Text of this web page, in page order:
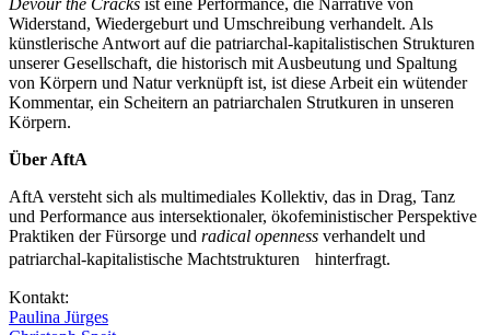
Devour the Cracks ist eine Performance, die Narrative von
Widerstand, Wiedergeburt und Umschreibung verhandelt. Als
künstlerische Antwort auf die patriarchal-kapitalistischen Strukturen
unserer Gesellschaft, die historisch mit Ausbeutung und Spaltung
von Körpern und Natur verknüpft ist, ist diese Arbeit ein wütender
Kommentar, ein Scheitern an patriarchalen Strutkuren in unseren
Körpern.
Über AftA
AftA versteht sich als multimediales Kollektiv, das in Drag, Tanz
und Performance aus intersektionaler, ökofeministischer Perspektive
Praktiken der Fürsorge und radical openness verhandelt und
patriarchal-kapitalistische Machtstrukturen hinterfragt.
Kontakt:
Paulina Jürges